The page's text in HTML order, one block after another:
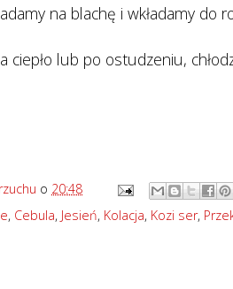
na blachę i wkładamy do
ciepło lub po ostudzeniu,
o 20:48
, Cebula, Jesień, Kolacja, Kozi ser,